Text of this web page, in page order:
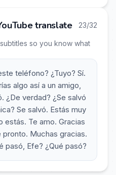
translate 23/32
so you know what
teléfono? ¿Tuyo? Sí.
algo así a un amigo,
¿De verdad? ¿Se salvó
Se salvó. Estás muy
estás. Te amo. Gracias
Muchas gracias.
pasó, Efe? ¿Qué pasó?